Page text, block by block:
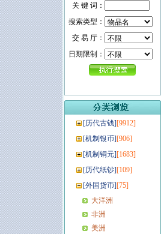
关 键 词：
搜索类型：
交 易 厅：
日期限制：
[历代古钱][9912]
[机制银币][906]
[机制铜元][1683]
[历代纸钞][109]
[外国货币][75]
大洋洲
非洲
美洲